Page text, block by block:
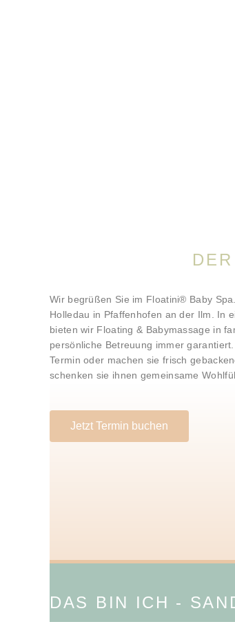
Wir begrüßen Sie im Floatini® Baby
Holledau in Pfaffenhofen an der Ilm. In
bieten wir Floating & Babymassage in
persönliche Betreuung immer
Termin oder machen sie frisch
schenken sie ihnen gemeinsame
Jetzt Termin buchen
DAS BIN ICH -